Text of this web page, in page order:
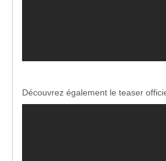
Découvrez également le teaser